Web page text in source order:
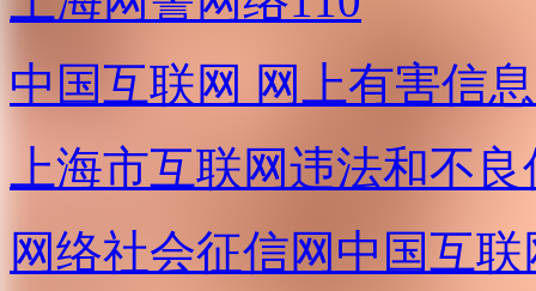
中国互联网 网上有害信
上海市互联网违法和不
网络社会征信网 中国互